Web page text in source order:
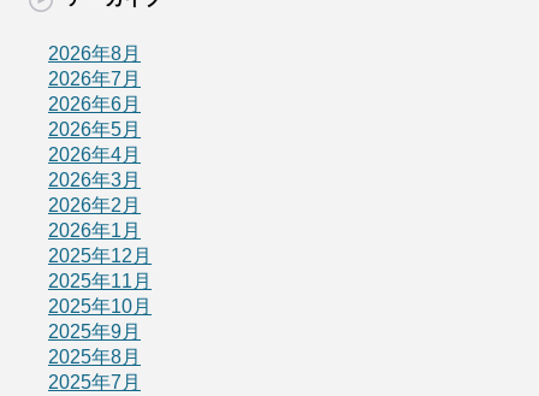
2026年8月
2026年7月
2026年6月
2026年5月
2026年4月
2026年3月
2026年2月
2026年1月
2025年12月
2025年11月
2025年10月
2025年9月
2025年8月
2025年7月